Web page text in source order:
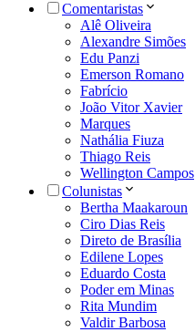
Comentaristas
Alê Oliveira
Alexandre Simões
Edu Panzi
Emerson Romano
Fabrício
João Vitor Xavier
Marques
Nathália Fiuza
Thiago Reis
Wellington Campos
Colunistas
Bertha Maakaroun
Ciro Dias Reis
Direto de Brasília
Edilene Lopes
Eduardo Costa
Poder em Minas
Rita Mundim
Valdir Barbosa